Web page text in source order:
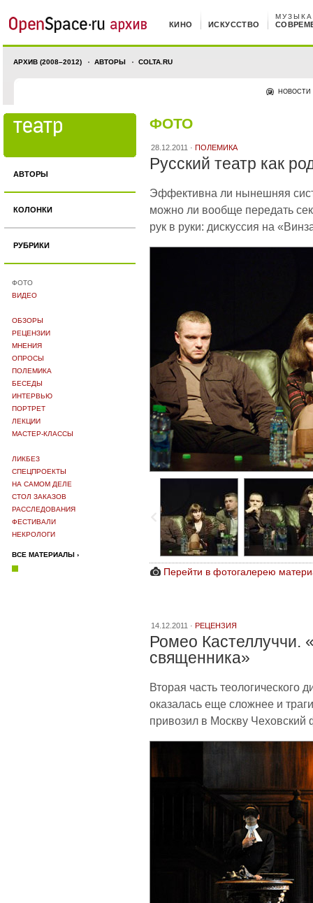
КИНО ИСКУССТВО
МУЗЫКА
АРХИВ (2008–2012) АВТОРЫ COLTA.RU
НОВОСТИ
АВТОРЫ
КОЛОНКИ
РУБРИКИ
ФОТО
ВИДЕО
ОБЗОРЫ
РЕЦЕНЗИИ
МНЕНИЯ
ОПРОСЫ
ПОЛЕМИКА
БЕСЕДЫ
ИНТЕРВЬЮ
ПОРТРЕТ
ЛЕКЦИИ
МАСТЕР-КЛАССЫ
ЛИКБЕЗ
СПЕЦПРОЕКТЫ
НА САМОМ ДЕЛЕ
СТОЛ ЗАКАЗОВ
РАССЛЕДОВАНИЯ
ФЕСТИВАЛИ
НЕКРОЛОГИ
ВСЕ МАТЕРИАЛЫ ›
ФОТО
28.12.2011 · ПОЛЕМИКА
Русский театр как
Эффективна ли нынешняя
можно ли вообще передать
рук в руки: дискуссия на
Перейти в фотогалерею
14.12.2011 · РЕЦЕНЗИЯ
Ромео Кастеллуччи.
священника»
Вторая часть теологического
оказалась еще сложнее и
привозил в Москву Чеховский